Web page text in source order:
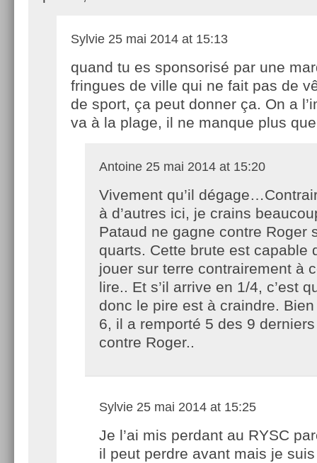
Sylvie 25 mai 2014 at 15:13
quand tu es sponsorisé par une
fringues de ville qui ne fait pas de
de sport, ça peut donner ça. On a
va à la plage, il ne manque plus
Antoine 25 mai 2014 at 15:20
Vivement qu’il
à d’autres ici, je crains
Pataud ne gagne contre Roger
quarts. Cette brute est capable
jouer sur terre contrairement à
lire.. Et s’il arrive en 1/4, c’est
donc le pire est à craindre.
6, il a remporté 5 des 9
contre Roger..
Sylvie 25 mai 2014 at 15:25
Je l’ai mis perdant au RYSC
il peut perdre avant mais je suis